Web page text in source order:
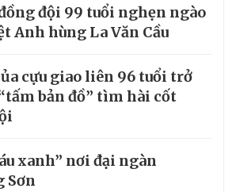
đội 99 tuổi nghẹn ngào
Anh hùng La Văn Cầu
cựu giao liên 96 tuổi trở
bản đồ” tìm hài cốt
xanh” nơi đại ngàn
Sơn